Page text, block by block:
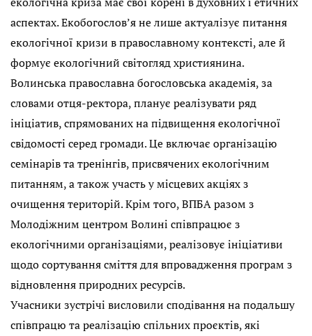
аспектах. Екобогослов’я не лише актуалізує питання
екологічної кризи в православному контексті, але й
формує екологічний світогляд християнина.
Волинська православна богословська академія, за
словами отця-ректора, планує реалізувати ряд
ініціатив, спрямованих на підвищення екологічної
свідомості серед громади. Це включає організацію
семінарів та тренінгів, присвячених екологічним
питанням, а також участь у місцевих акціях з
очищення територій. Крім того, ВПБА разом з
Молодіжним центром Волині співпрацює з
екологічними організаціями, реалізовує ініціативи
щодо сортування сміття для впровадження програм з
відновлення природних ресурсів.
Учасники зустрічі висловили сподівання на подальшу
співпрацю та реалізацію спільних проєктів, які